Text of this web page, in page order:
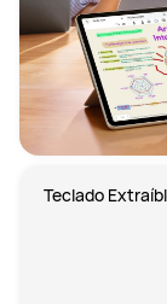
Teclado